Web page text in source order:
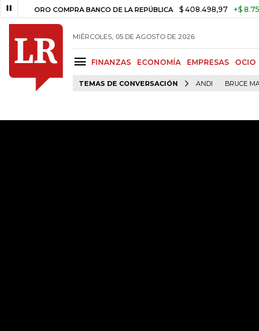
ORO COMPRA BANCO DE LA REPÚBLICA $ 408.498,97 +$ 8.753,81
MIÉRCOLES, 05 DE AGOSTO DE 2026
FINANZAS ECONOMÍA EMPRESAS OCIO
TEMAS DE CONVERSACIÓN ANDI BRUCE